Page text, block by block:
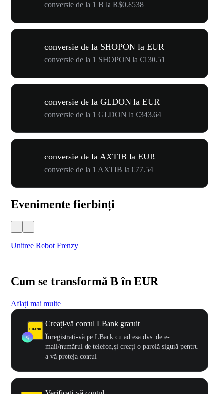
conversie de la 1 B la R$0.8538
conversie de la SHOPON la EUR
conversie de la 1 SHOPON la €130.51
conversie de la GLDON la EUR
conversie de la 1 GLDON la €343.64
conversie de la AXTIB la EUR
conversie de la 1 AXTIB la €77.54
Evenimente fierbinți
Unitree Robot Frenzy
Cum se transformă B în EUR
Aflați mai multe
Creați-vă contul LBank gratuit
Înregistrați-vă pe LBank cu adresa dvs. de e-
mail/numărul de telefon,și creați o parolă sigură pentru
a vă proteja contul